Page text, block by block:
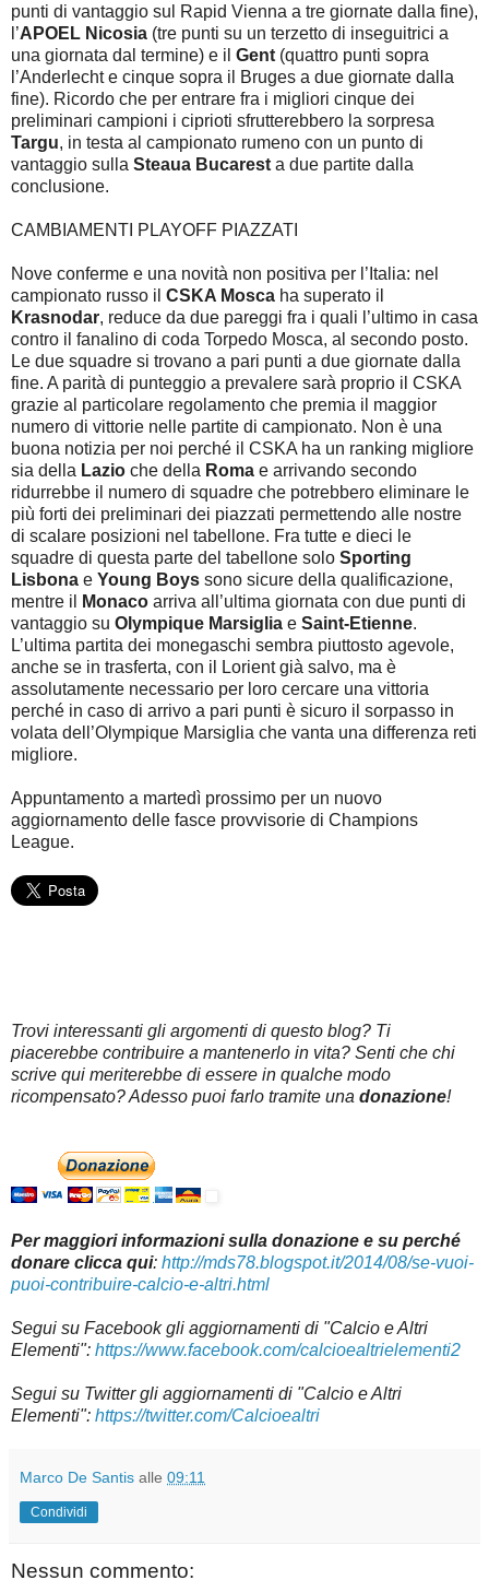
punti di vantaggio sul Rapid Vienna a tre giornate dalla fine),
l’APOEL Nicosia (tre punti su un terzetto di inseguitrici a
una giornata dal termine) e il Gent (quattro punti sopra
l’Anderlecht e cinque sopra il Bruges a due giornate dalla
fine). Ricordo che per entrare fra i migliori cinque dei
preliminari campioni i ciprioti sfrutterebbero la sorpresa
Targu, in testa al campionato rumeno con un punto di
vantaggio sulla Steaua Bucarest a due partite dalla
conclusione.
CAMBIAMENTI PLAYOFF PIAZZATI
Nove conferme e una novità non positiva per l’Italia: nel
campionato russo il CSKA Mosca ha superato il
Krasnodar, reduce da due pareggi fra i quali l’ultimo in casa
contro il fanalino di coda Torpedo Mosca, al secondo posto.
Le due squadre si trovano a pari punti a due giornate dalla
fine. A parità di punteggio a prevalere sarà proprio il CSKA
grazie al particolare regolamento che premia il maggior
numero di vittorie nelle partite di campionato. Non è una
buona notizia per noi perché il CSKA ha un ranking migliore
sia della Lazio che della Roma e arrivando secondo
ridurrebbe il numero di squadre che potrebbero eliminare le
più forti dei preliminari dei piazzati permettendo alle nostre
di scalare posizioni nel tabellone. Fra tutte e dieci le
squadre di questa parte del tabellone solo Sporting
Lisbona e Young Boys sono sicure della qualificazione,
mentre il
Monaco arriva all’ultima giornata con due punti di
vantaggio su Olympique Marsiglia e Saint-Etienne.
L’ultima partita dei monegaschi sembra piuttosto agevole,
anche se in trasferta, con il Lorient già salvo, ma è
assolutamente necessario per loro cercare una vittoria
perché in caso di arrivo a pari punti è sicuro il sorpasso in
volata dell’Olympique Marsiglia che vanta una differenza reti
migliore.
Appuntamento a martedì prossimo per un nuovo
aggiornamento delle fasce provvisorie di Champions
League.
Trovi interessanti gli argomenti di questo blog? Ti
piacerebbe contribuire a mantenerlo in vita? Senti che chi
scrive qui meriterebbe di essere in qualche modo
ricompensato? Adesso puoi farlo tramite una donazione!
Per maggiori informazioni sulla donazione e su perché
donare clicca qui: http://mds78.blogspot.it/2014/08/se-vuoi-
puoi-contribuire-calcio-e-altri.html
Segui su Facebook gli aggiornamenti di "Calcio e Altri
Elementi": https://www.facebook.com/calcioealtrielementi2
Segui su Twitter gli aggiornamenti di "Calcio e Altri
Elementi": https://twitter.com/Calcioealtri
Marco De Santis alle 09:11
Condividi
Nessun commento: